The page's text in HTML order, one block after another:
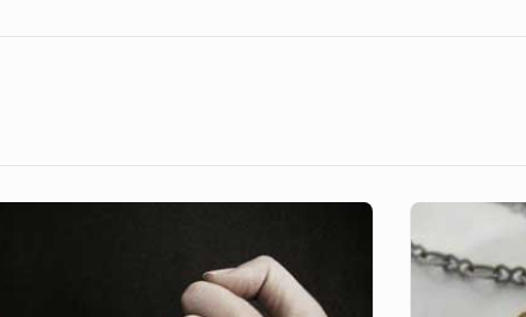
Semuanya
Baik